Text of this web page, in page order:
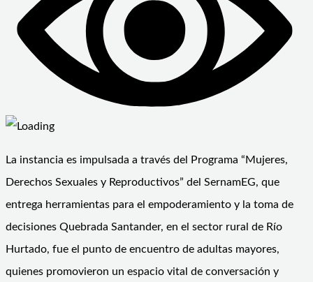
La instancia es impulsada a través del Programa “Mujeres,
Derechos Sexuales y Reproductivos” del SernamEG, que
entrega herramientas para el empoderamiento y la toma de
decisiones Quebrada Santander, en el sector rural de Río
Hurtado, fue el punto de encuentro de adultas mayores,
quienes promovieron un espacio vital de conversación y